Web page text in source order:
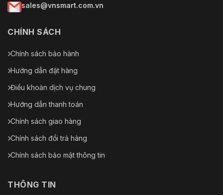
sales@vnsmart.com.vn
CHÍNH SÁCH
Chính sách bảo hành
Hướng dẫn đặt hàng
Điều khoản dịch vụ chung
Hướng dẫn thanh toán
Chính sách giao hàng
Chính sách đổi trả hàng
Chính sách bảo mật thông tin
THÔNG TIN